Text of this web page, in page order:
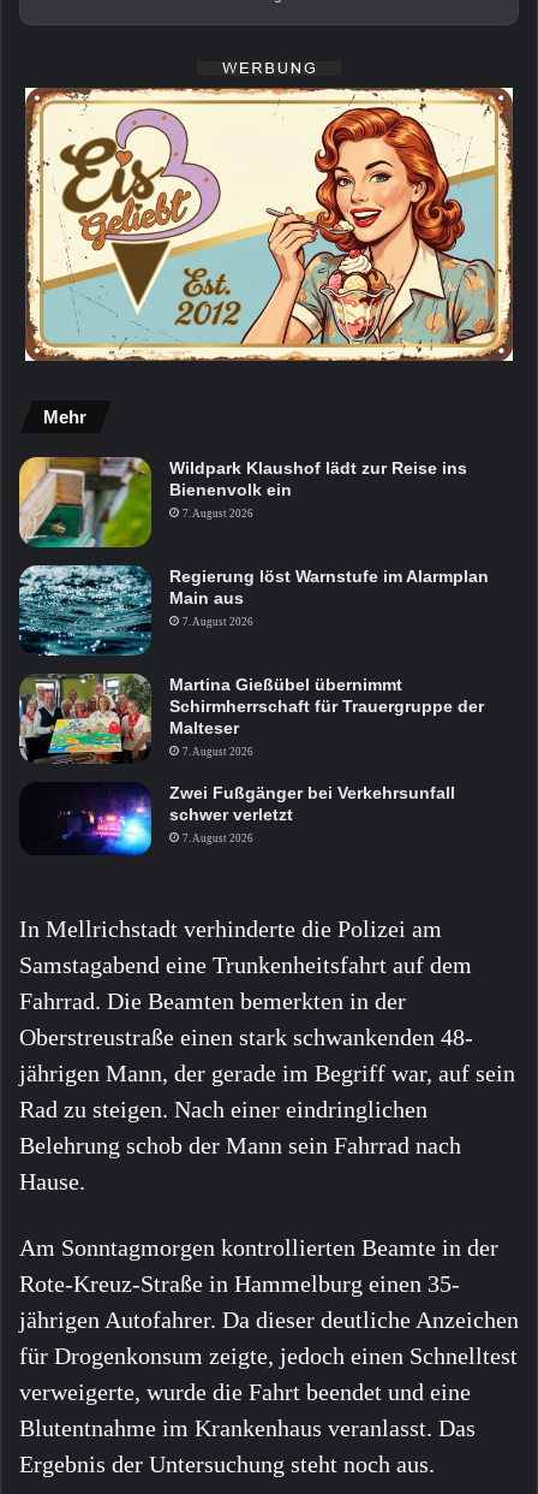
Mehr
Wildpark Klaushof lädt zur Reise ins
Bienenvolk ein
7. August 2026
Regierung löst Warnstufe im Alarmplan
Main aus
7. August 2026
Martina Gießübel übernimmt
Schirmherrschaft für Trauergruppe der
Malteser
7. August 2026
Zwei Fußgänger bei Verkehrsunfall
schwer verletzt
7. August 2026
In Mellrichstadt verhinderte die Polizei am
Samstagabend eine Trunkenheitsfahrt auf dem
Fahrrad. Die Beamten bemerkten in der
Oberstreustraße einen stark schwankenden 48-
jährigen Mann, der gerade im Begriff war, auf sein
Rad zu steigen. Nach einer eindringlichen
Belehrung schob der Mann sein Fahrrad nach
Hause.
Am Sonntagmorgen kontrollierten Beamte in der
Rote-Kreuz-Straße in Hammelburg einen 35-
jährigen Autofahrer. Da dieser deutliche Anzeichen
für Drogenkonsum zeigte, jedoch einen Schnelltest
verweigerte, wurde die Fahrt beendet und eine
Blutentnahme im Krankenhaus veranlasst. Das
Ergebnis der Untersuchung steht noch aus.